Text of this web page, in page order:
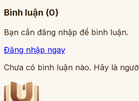
Bình luận (0)
Bạn cần đăng nhập để bình luận.
Đăng nhập ngay
Chưa có bình luận nào. Hãy là